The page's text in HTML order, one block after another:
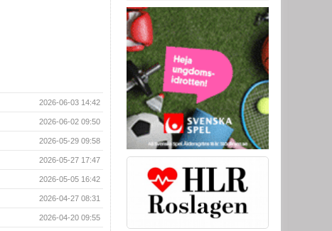
2026-06-03 14:42
2026-06-02 09:50
2026-05-29 09:58
2026-05-27 17:47
2026-05-05 16:42
2026-04-27 08:31
2026-04-20 09:55